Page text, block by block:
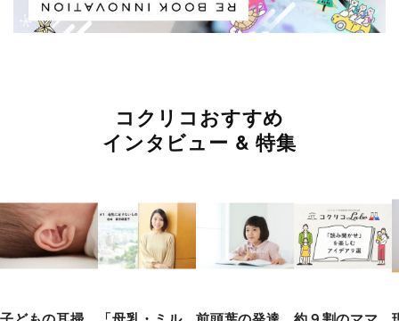
コクリコおすすめ
インタビュー & 特集